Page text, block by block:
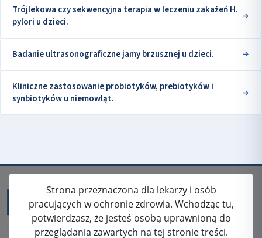
Trójlekowa czy sekwencyjna terapia w leczeniu zakażeń H.
pylori u dzieci.
Badanie ultrasonograficzne jamy brzusznej u dzieci.
Kliniczne zastosowanie probiotyków, prebiotyków i
synbiotyków u niemowląt.
Strona przeznaczona dla lekarzy i osób
pracujących w ochronie zdrowia. Wchodząc tu,
potwierdzasz, że jesteś osobą uprawnioną do
przeglądania zawartych na tej stronie treści.
ISSN: 2080-5438